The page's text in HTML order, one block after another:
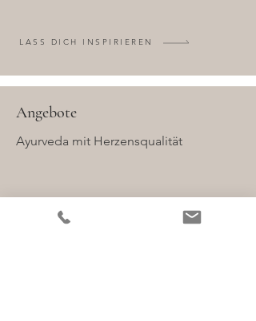
LASS DICH INSPIRIEREN
Angebote
Ayurveda mit Herzensqualität